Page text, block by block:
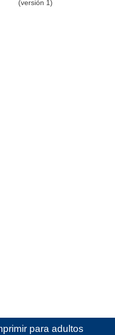
(versión 1)
para adultos